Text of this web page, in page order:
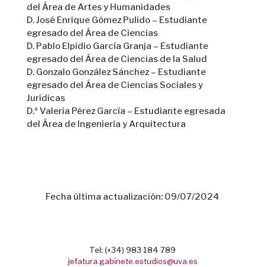
del Área de Artes y Humanidades
D. José Enrique Gómez Pulido – Estudiante
egresado del Área de Ciencias
D. Pablo Elpidio García Granja – Estudiante
egresado del Área de Ciencias de la Salud
D. Gonzalo González Sánchez – Estudiante
egresado del Área de Ciencias Sociales y
Jurídicas
D.ª Valeria Pérez García – Estudiante egresada
del Área de Ingeniería y Arquitectura
Fecha última actualización: 09/07/2024
Tel: (+34) 983 184 789
jefatura.gabinete.estudios@uva.es